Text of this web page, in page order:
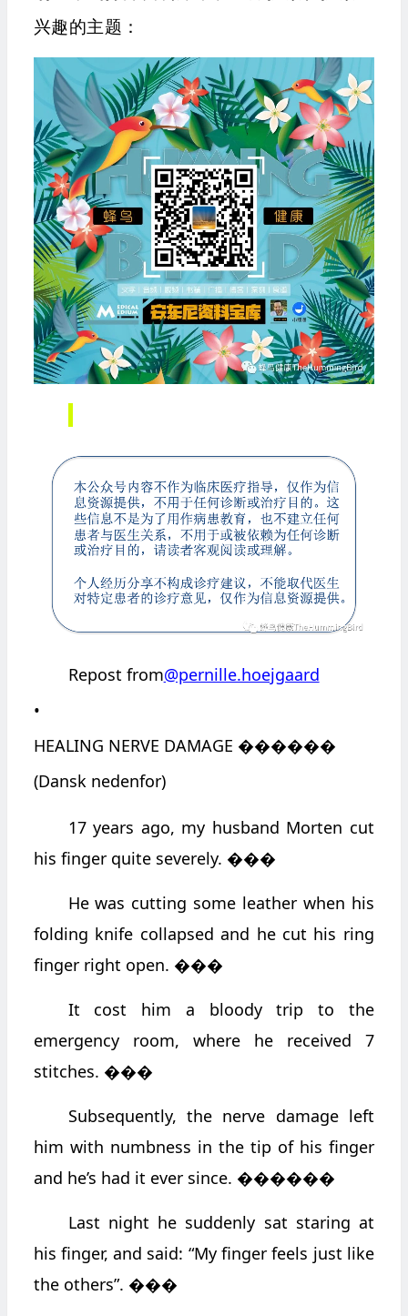
兴趣的主题：
Repost from@pernille.hoejgaard
•
HEALING NERVE DAMAGE ������
(Dansk nedenfor)
17 years ago, my husband Morten cut
his finger quite severely. ���
He was cutting some leather when his
folding knife collapsed and he cut his ring
finger right open. ���
It cost him a bloody trip to the
emergency room, where he received 7
stitches. ���
Subsequently, the nerve damage left
him with numbness in the tip of his finger
and he’s had it ever since. ������
Last night he suddenly sat staring at
his finger, and said: “My finger feels just like
the others”. ���